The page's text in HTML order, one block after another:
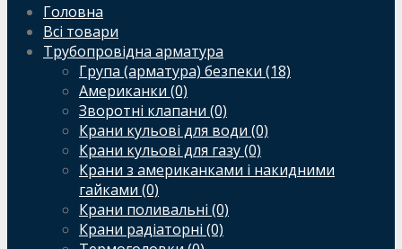
Головна
Всі товари
Трубопровідна арматура
Група (арматура) безпеки (18)
Американки (0)
Зворотні клапани (0)
Крани кульові для води (0)
Крани кульові для газу (0)
Крани з американками і накидними
гайками (0)
Крани поливальні (0)
Крани радіаторні (0)